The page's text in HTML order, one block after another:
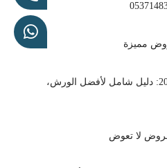
مطابخ الرياض مخرج ١٧ 2026: دليل شامل لأفضل الورش،
لا تعوض